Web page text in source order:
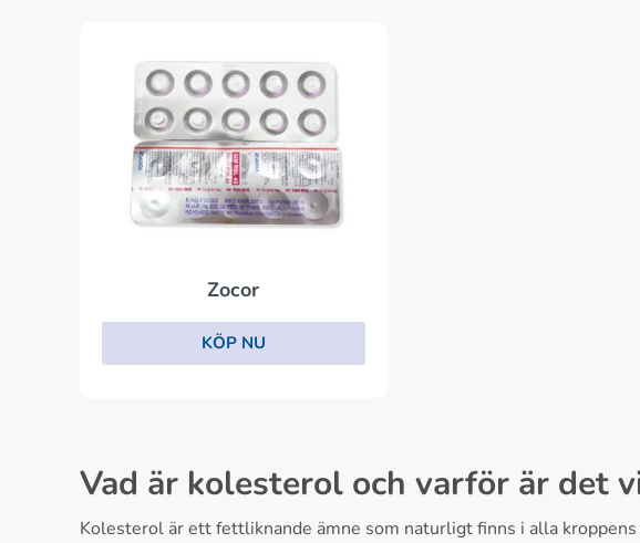
Zocor
KÖP NU
Vad är kolesterol och varför är det
Kolesterol är ett fettliknande ämne som naturligt finns i alla